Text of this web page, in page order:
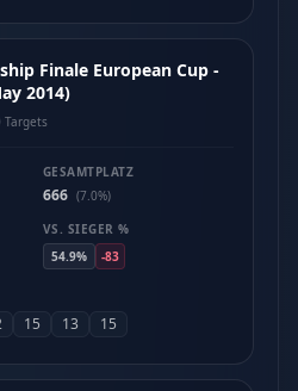
Finale European Cup -
2014)
Targets
GESAMTPLATZ
666 (7.0%)
VS. SIEGER %
54.9%
-83
15 13 15